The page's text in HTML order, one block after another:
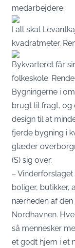
medarbejdere.
I alt skal
kvadratmeter.
Bykvarteret får
folkeskole.
Bygningerne i
brugt til fragt, og
design til at
fjerde bygning i
glæder
(S) sig over:
–
boliger,
nærheden af
Nordhavnen.
så mennesker
et godt hjem i et